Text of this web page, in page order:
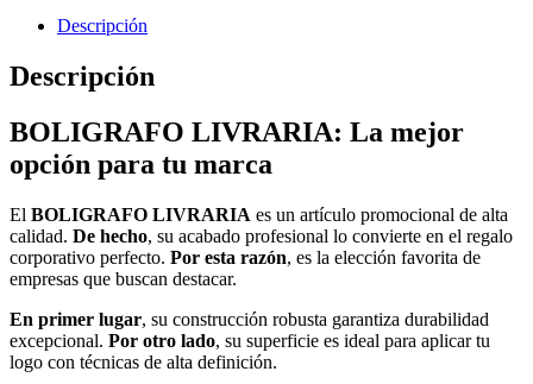
Descripción
Descripción
BOLIGRAFO LIVRARIA: La mejor
opción para tu marca
El BOLIGRAFO LIVRARIA es un artículo promocional de alta
calidad. De hecho, su acabado profesional lo convierte en el regalo
corporativo perfecto. Por esta razón, es la elección favorita de
empresas que buscan destacar.
En primer lugar, su construcción robusta garantiza durabilidad
excepcional. Por otro lado, su superficie es ideal para aplicar tu
logo con técnicas de alta definición.